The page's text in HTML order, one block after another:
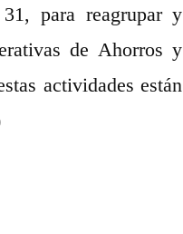
para reagrupar y
de Ahorros y
actividades están